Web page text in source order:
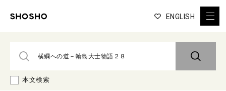
ENGLISH
本文検索